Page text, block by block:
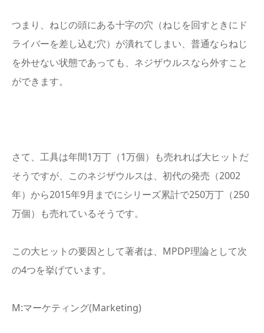
つまり、ねじの頭にある十字の穴（ねじを回すときにド
ライバーを差し込む穴）が潰れてしまい、普通ならねじ
を外せない状態であっても、ネジザウルスなら外すこと
ができます。
さて、工具は年間1万丁（1万個）も売れれば大ヒットだ
そうですが、このネジザウルスは、初代の発売（2002
年）から2015年9月までにシリーズ累計で250万丁（250
万個）も売れているそうです。
この大ヒットの要因として著者は、MPDP理論として次
の4つを挙げています。
M:マーケティング(Marketing)